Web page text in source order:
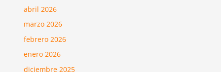
abril 2026
marzo 2026
febrero 2026
enero 2026
diciembre 2025